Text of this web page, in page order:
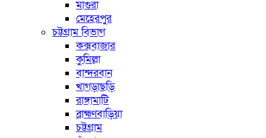
মাগুরা
মেহেরপুর
চট্টগ্রাম বিভাগ
কক্সবাজার
কুমিল্লা
বান্দরবান
খাগড়াছড়ি
রাঙ্গামাটি
ব্রাহ্মণবাড়িয়া
চট্টগ্রাম